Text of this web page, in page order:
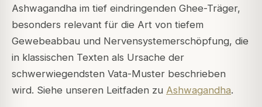
Ashwagandha im tief eindringenden Ghee-Träger,
besonders relevant für die Art von tiefem
Gewebeabbau und Nervensystemerschöpfung, die
in klassischen Texten als Ursache der
schwerwiegendsten Vata-Muster beschrieben
wird. Siehe unseren Leitfaden zu Ashwagandha.